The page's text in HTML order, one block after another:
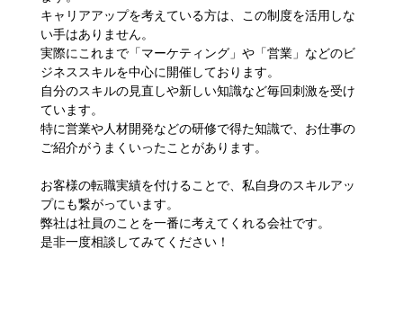
キャリアアップを考えている方は、この制度を活用しな
い手はありません。
実際にこれまで「マーケティング」や「営業」などのビ
ジネススキルを中心に開催しております。
自分のスキルの見直しや新しい知識など毎回刺激を受け
ています。
特に営業や人材開発などの研修で得た知識で、お仕事の
ご紹介がうまくいったことがあります。
お客様の転職実績を付けることで、私自身のスキルアッ
プにも繋がっています。
弊社は社員のことを一番に考えてくれる会社です。
是非一度相談してみてください！